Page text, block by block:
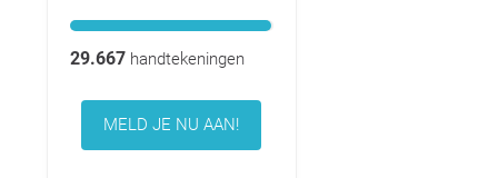
29.667handtekeningen
MELD JE NU AAN!